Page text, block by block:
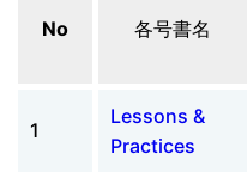
No 各号書名
1
Lessons &
Practices